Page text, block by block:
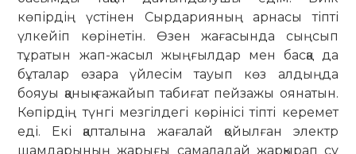
көпірдің үстінен Сырдарияның арнасы тіпті
үлкейіп көрінетін. Өзен жағасында сыңсып
тұратын жап-жасыл жыңғылдар мен басқа да
бұталар өзара үйлесім тауып көз алдыңда
бояуы қанық ғажайып табиғат пейзажы оянатын.
Көпірдің түнгі мезгілдегі көрінісі тіпті керемет
еді. Екі қапталына жағалай қойылған электр
шамдарының жарығы самаладай жарқырап су